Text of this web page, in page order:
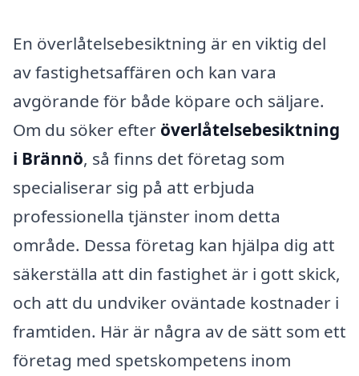
En överlåtelsebesiktning är en viktig del
av fastighetsaffären och kan vara
avgörande för både köpare och säljare.
Om du söker efter överlåtelsebesiktning
i Brännö, så finns det företag som
specialiserar sig på att erbjuda
professionella tjänster inom detta
område. Dessa företag kan hjälpa dig att
säkerställa att din fastighet är i gott skick,
och att du undviker oväntade kostnader i
framtiden. Här är några av de sätt som ett
företag med spetskompetens inom